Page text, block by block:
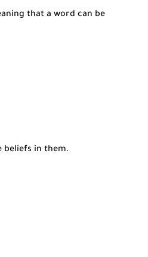
that a word can be
beliefs in them.